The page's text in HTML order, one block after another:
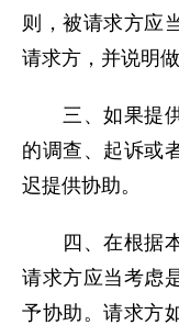
则，被请求方应
请求方，并说明
三、如果提供
的调查、起诉或
迟提供协助。
四、在根据本
请求方应当考虑
予协助。请求方